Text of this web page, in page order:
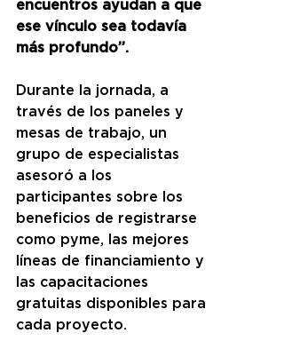
encuentros ayudan a que
ese vínculo sea todavía
más profundo”.
Durante la jornada, a
través de los paneles y
mesas de trabajo, un
grupo de especialistas
asesoró a los
participantes sobre los
beneficios de registrarse
como pyme, las mejores
líneas de financiamiento y
las capacitaciones
gratuitas disponibles para
cada proyecto.